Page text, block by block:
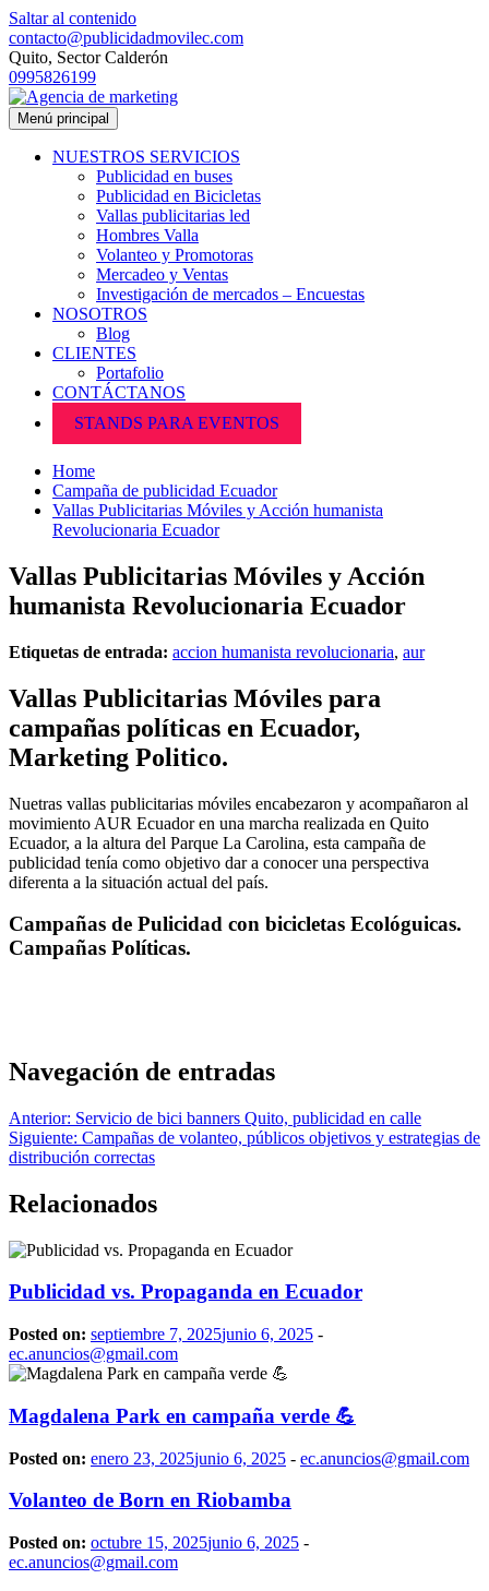
Saltar al contenido
contacto@publicidadmovilec.com
Quito, Sector Calderón
0995826199
Menú principal
NUESTROS SERVICIOS
Publicidad en buses
Publicidad en Bicicletas
Vallas publicitarias led
Hombres Valla
Volanteo y Promotoras
Mercadeo y Ventas
Investigación de mercados – Encuestas
NOSOTROS
Blog
CLIENTES
Portafolio
CONTÁCTANOS
STANDS PARA EVENTOS
Home
Campaña de publicidad Ecuador
Vallas Publicitarias Móviles y Acción humanista
Revolucionaria Ecuador
Vallas Publicitarias Móviles y Acción
humanista Revolucionaria Ecuador
Etiquetas de entrada: accion humanista revolucionaria, aur
Vallas Publicitarias Móviles para
campañas políticas en Ecuador,
Marketing Politico.
Nuetras vallas publicitarias móviles encabezaron y acompañaron al
movimiento AUR Ecuador en una marcha realizada en Quito
Ecuador, a la altura del Parque La Carolina, esta campaña de
publicidad tenía como objetivo dar a conocer una perspectiva
diferenta a la situación actual del país.
Campañas de Pulicidad con bicicletas Ecológuicas.
Campañas Políticas.
Navegación de entradas
Anterior: Servicio de bici banners Quito, publicidad en calle
Siguiente: Campañas de volanteo, públicos objetivos y estrategias de
distribución correctas
Relacionados
Publicidad vs. Propaganda en Ecuador
Posted on: septiembre 7, 2025junio 6, 2025 -
ec.anuncios@gmail.com
Magdalena Park en campaña verde 💪
Posted on: enero 23, 2025junio 6, 2025 - ec.anuncios@gmail.com
Volanteo de Born en Riobamba
Posted on: octubre 15, 2025junio 6, 2025 -
ec.anuncios@gmail.com